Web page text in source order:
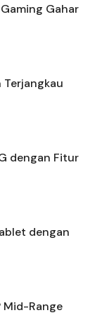
Gahar
dengan Fitur
dengan
Mid-Range